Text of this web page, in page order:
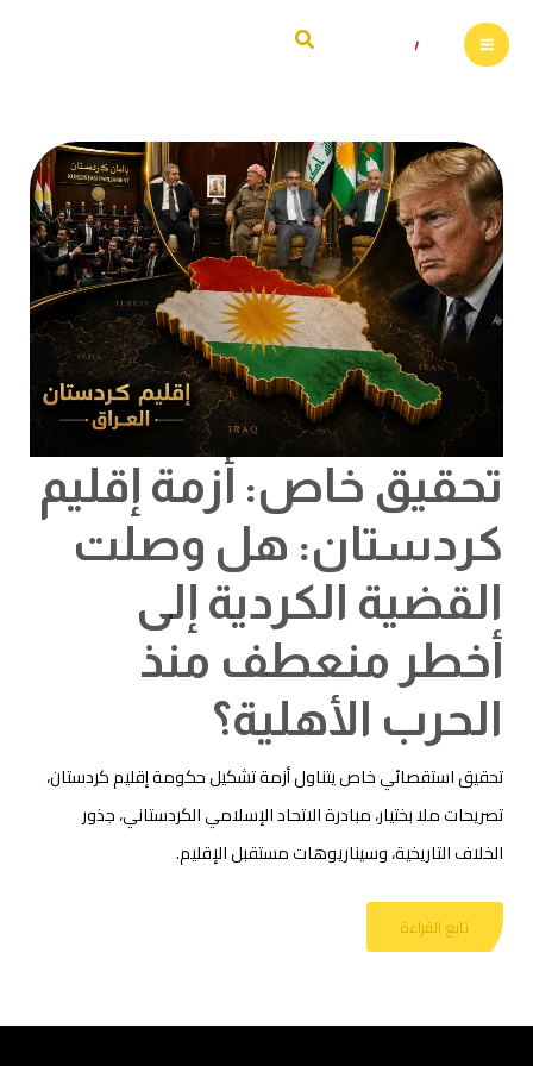
تخطي
إلى
البحث
تحقيق خاص: أزمة إقليم
كردستان: هل وصلت
القضية الكردية إلى
أخطر منعطف منذ
الحرب الأهلية؟
تحقيق استقصائي خاص يتناول أزمة تشكيل حكومة إقليم كردستان،
تصريحات ملا بختيار، مبادرة الاتحاد الإسلامي الكردستاني، جذور
الخلاف التاريخية، وسيناريوهات مستقبل الإقليم.
أزمة
إقليم
كردستان:
هل
وصلت
القضية
الكردية
إلى
أخطر
منعطف
منذ
الحرب
الأهلية؟
تابع القراءة